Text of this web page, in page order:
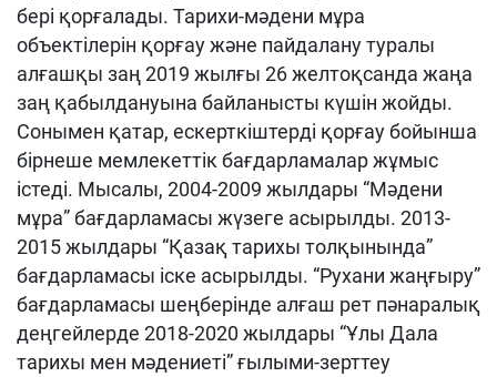
бері қорғалады. Тарихи-мәдени мұра
объектілерін қорғау және пайдалану туралы
алғашқы заң 2019 жылғы 26 желтоқсанда жаңа
заң қабылдануына байланысты күшін жойды.
Сонымен қатар, ескерткіштерді қорғау бойынша
бірнеше мемлекеттік бағдарламалар жұмыс
істеді. Мысалы, 2004-2009 жылдары “Мәдени
мұра” бағдарламасы жүзеге асырылды. 2013-
2015 жылдары “Қазақ тарихы толқынында”
бағдарламасы іске асырылды. “Рухани жаңғыру”
бағдарламасы шеңберінде алғаш рет пәнаралық
деңгейлерде 2018-2020 жылдары “Ұлы Дала
тарихы мен мәдениеті” ғылыми-зерттеу